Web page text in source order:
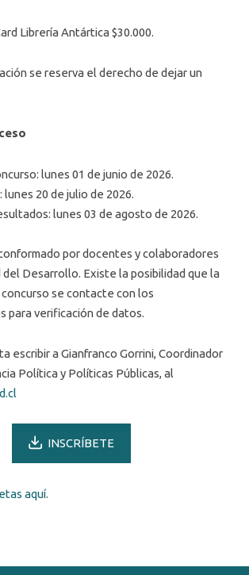
Librería Antártica $30.000.
se reserva el derecho de dejar un
lunes 01 de junio de 2026.
lunes 20 de julio de 2026.
lunes 03 de agosto de 2026.
por docentes y colaboradores
del Desarrollo. Existe la posibilidad que la
se contacte con los
para verificación de datos.
escribir a Gianfranco Gorrini, Coordinador
Política y Políticas Públicas, al
INSCRÍBETE
aquí.